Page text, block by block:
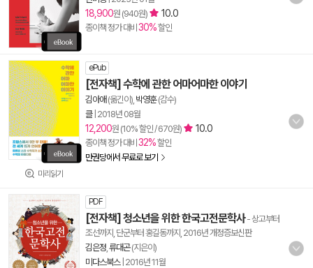
18,900원 (940원) 10.0
종이책 정가 대비 30%할인
미리읽기
ePub
[전자책] 수학에 관한 어마어마한 이야기
김아애 (옮긴이), 박영훈(감수)
클| 2018년 08월
12,200원 (10% 할인 / 670원) 10.0
종이책 정가 대비 32%할인
만권당에서 무료로 보기
PDF
[전자책] 청소년을 위한 한국고전문학사- 상고부터
조선까지, 단군부터 홍길동까지, 2016년 개정증보신판
김은정 류대곤(지은이)
미다스북스| 2016년 11월